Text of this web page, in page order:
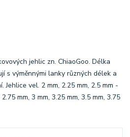
jehlic zn. ChiaoGoo. Délka
s výměnnými lanky různých délek a
vel. 2 mm, 2.25 mm, 2.5 mm -
mm, 3 mm, 3.25 mm, 3.5 mm, 3.75